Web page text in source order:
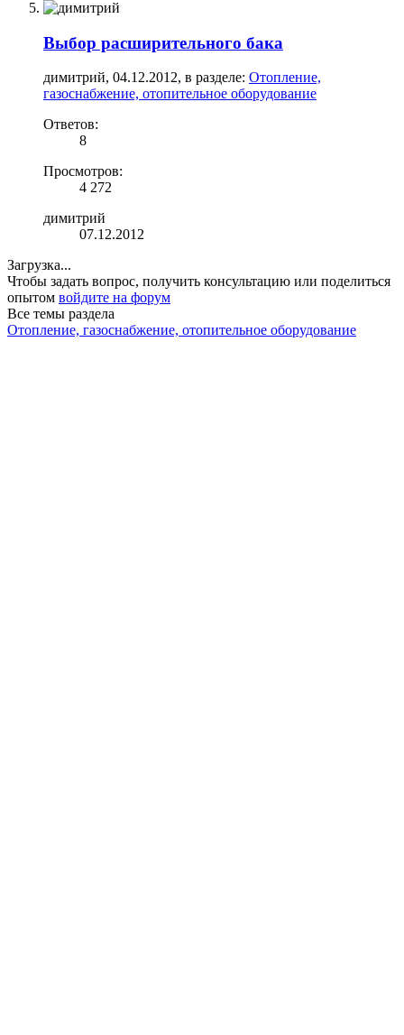
Выбор расширительного бака
димитрий, 04.12.2012, в разделе: Отопление,
газоснабжение, отопительное оборудование
Ответов:
8
Просмотров:
4 272
димитрий
07.12.2012
Загрузка...
Чтобы задать вопрос, получить консультацию или поделиться
опытом войдите на форум
Все темы раздела
Отопление, газоснабжение, отопительное оборудование